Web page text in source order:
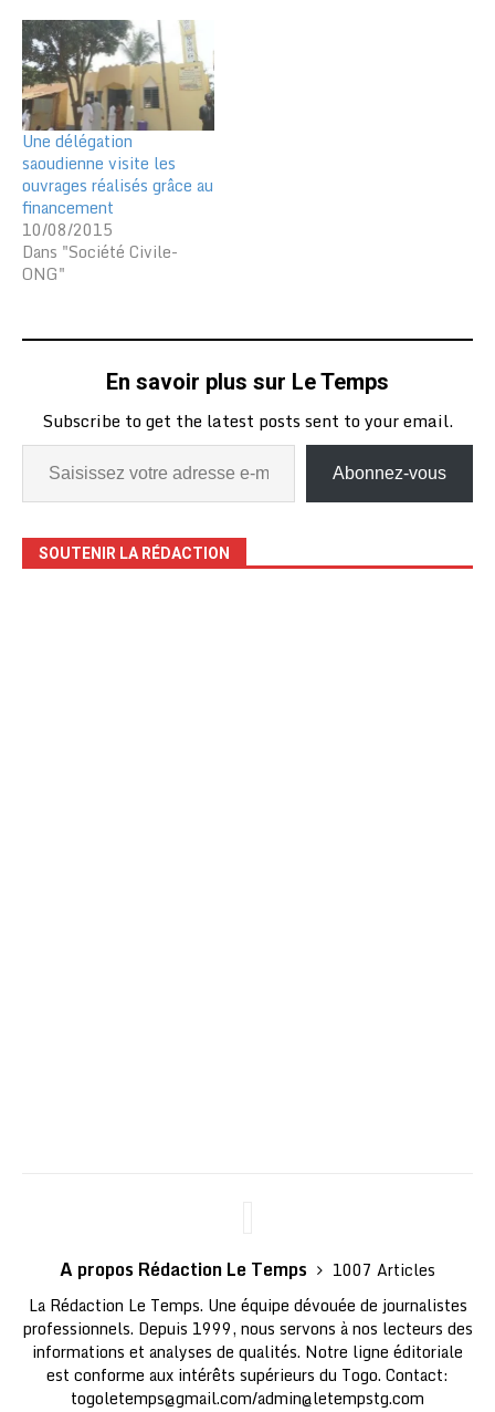
Une délégation
saoudienne visite les
ouvrages réalisés grâce au
financement
10/08/2015
Dans "Société Civile-
ONG"
En savoir plus sur Le Temps
Subscribe to get the latest posts sent to your email.
Abonnez-vous
SOUTENIR LA RÉDACTION
A propos Rédaction Le Temps
1007 Articles
La Rédaction Le Temps. Une équipe dévouée de journalistes
professionnels. Depuis 1999, nous servons à nos lecteurs des
informations et analyses de qualités. Notre ligne éditoriale
est conforme aux intérêts supérieurs du Togo. Contact:
togoletemps@gmail.com/admin@letempstg.com